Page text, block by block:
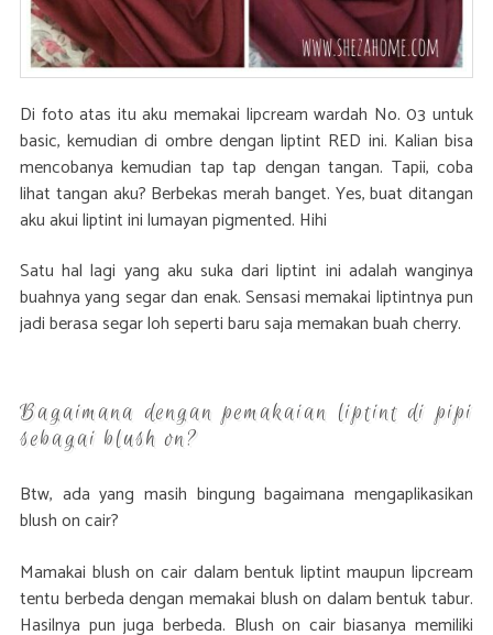
Di foto atas itu aku memakai lipcream wardah No. 03 untuk
basic, kemudian di ombre dengan liptint RED ini. Kalian bisa
mencobanya kemudian tap tap dengan tangan. Tapii, coba
lihat tangan aku? Berbekas merah banget. Yes, buat ditangan
aku akui liptint ini lumayan pigmented. Hihi
Satu hal lagi yang aku suka dari liptint ini adalah wanginya
buahnya yang segar dan enak. Sensasi memakai liptintnya pun
jadi berasa segar loh seperti baru saja memakan buah cherry.
Bagaimana dengan pemakaian liptint di pipi
sebagai blush on?
Btw, ada yang masih bingung bagaimana mengaplikasikan
blush on cair?
Mamakai blush on cair dalam bentuk liptint maupun lipcream
tentu berbeda dengan memakai blush on dalam bentuk tabur.
Hasilnya pun juga berbeda. Blush on cair biasanya memiliki